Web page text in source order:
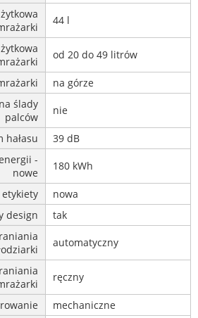
44 l
od 20 do 49 litrów
na górze
ślady
palców
nie
hałasu
39 dB
-
nowe
180 kWh
etykiety
nowa
design
tak
automatyczny
ręczny
mechaniczne